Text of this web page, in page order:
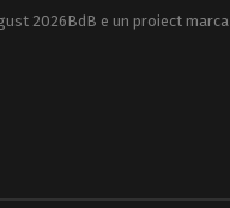
2026BdB e un proiect marca